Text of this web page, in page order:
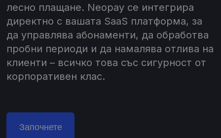
лесно плащане. Neopay се интегрира
директно с вашата SaaS платформа, за
да управлява абонаменти, да обработва
пробни периоди и да намалява отлива на
клиенти – всичко това със сигурност от
корпоративен клас.
Започнете